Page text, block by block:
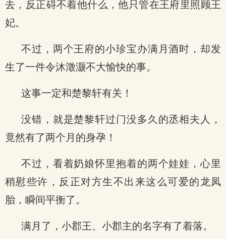
去，反正碍不着他什么，他只管在王府里照顾王
妃。
不过，两个王府的小珍宝办满月酒时，却发
生了一件令沐澂灏不大愉快的事。
这事一定和楚黎轩有关！
没错，就是楚黎轩过门没多久的丞相夫人，
竟然有了两个月的身孕！
不过，看着奶娘怀里抱着的两个娃娃，心里
稍慰些许，反正对方生不出来这么可爱的龙凤
胎，瞬间平衡了。
满月了，小郡王、小郡主的名字有了着落。